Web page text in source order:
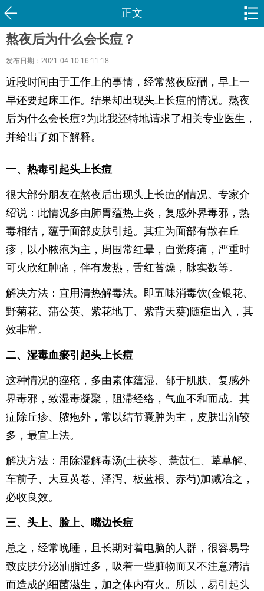
正文
熬夜后为什么会长痘？
发布日期：2021-04-10 16:11:18
近段时间由于工作上的事情，经常熬夜应酬，早上一
早还要起床工作。结果却出现头上长痘的情况。熬夜
后为什么会长痘?为此我还特地请求了相关专业医生，
并给出了如下解释。
一、热毒引起头上长痘
很大部分朋友在熬夜后出现头上长痘的情况。专家介
绍说：此情况多由肺胃蕴热上炎，复感外界毒邪，热
毒相结，蕴于面部皮肤引起。其症为面部有散在丘
疹，以小脓疱为主，周围常红晕，自觉疼痛，严重时
可火欣红肿痛，伴有发热，舌红苔燥，脉实数等。
解决方法：宜用清热解毒法。即五味消毒饮(金银花、
野菊花、蒲公英、紫花地丁、紫背天葵)随症出入，其
效非常。
二、湿毒血瘀引起头上长痘
这种情况的痤疮，多由素体蕴湿、郁于肌肤、复感外
界毒邪，致湿毒凝聚，阻滞经络，气血不和而成。其
症除丘疹、脓疱外，常以结节囊肿为主，皮肤出油较
多，最宜上法。
解决方法：用除湿解毒汤(土茯苓、薏苡仁、萆草解、
车前子、大豆黄卷、泽泻、板蓝根、赤芍)加减冶之，
必收良效。
三、头上、脸上、嘴边长痘
总之，经常晚睡，且长期对着电脑的人群，很容易导
致皮肤分泌油脂过多，吸着一些脏物而又不注意清洁
而造成的细菌滋生，加之体内有火。所以，易引起头